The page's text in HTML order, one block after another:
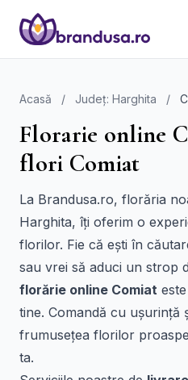
Acasă / Județ: Harghita /
Florarie online
flori Comiat
La Brandusa.ro, florăria
Harghita, îți oferim o
florilor. Fie că ești în
sau vrei să aduci un strop
florărie online Comiat
tine. Comandă cu ușurință
frumusețea florilor
ta.